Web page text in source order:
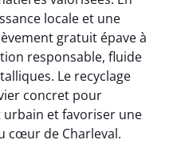
locale et une
gratuit épave à
responsable, fluide
Le recyclage
concret pour
et favoriser une
cœur de Charleval.